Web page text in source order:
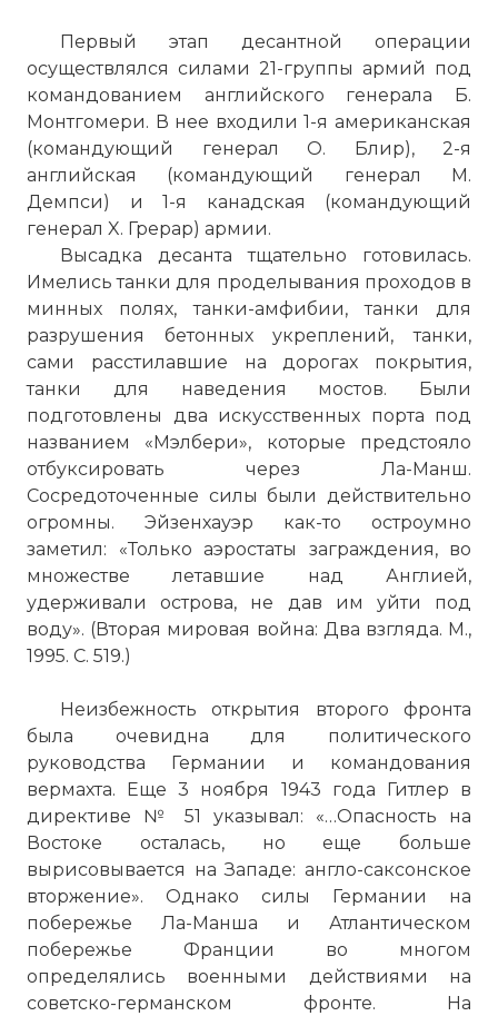
Первый этап десантной операции
осуществлялся силами 21-группы армий под
командованием английского генерала Б.
Монтгомери. В нее входили 1-я американская
(командующий генерал О. Блир), 2-я
английская (командующий генерал М.
Демпси) и 1-я канадская (командующий
генерал X. Грерар) армии.
Высадка десанта тщательно готовилась.
Имелись танки для проделывания проходов в
минных полях, танки-амфибии, танки для
разрушения бетонных укреплений, танки,
сами расстилавшие на дорогах покрытия,
танки для наведения мостов. Были
подготовлены два искусственных порта под
названием «Мэлбери», которые предстояло
отбуксировать через Ла-Манш.
Сосредоточенные силы были действительно
огромны. Эйзенхауэр как-то остроумно
заметил: «Только аэростаты заграждения, во
множестве летавшие над Англией,
удерживали острова, не дав им уйти под
воду». (Вторая мировая война: Два взгляда. М.,
1995. С. 519.)
Неизбежность открытия второго фронта
была очевидна для политического
руководства Германии и командования
вермахта. Еще 3 ноября 1943 года Гитлер в
директиве № 51 указывал: «…Опасность на
Востоке осталась, но еще больше
вырисовывается на Западе: англо-саксонское
вторжение». Однако силы Германии на
побережье Ла-Манша и Атлантическом
побережье Франции во многом
определялись военными действиями на
советско-германском фронте. На